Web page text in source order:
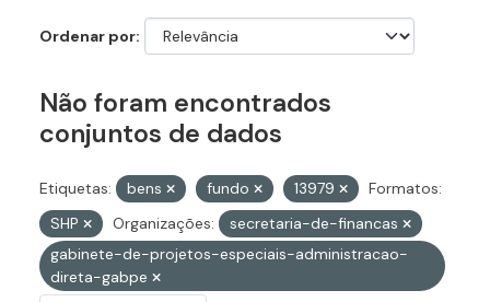
Ordenar por
Não foram encontrados
conjuntos de dados
Etiquetas: bens fundo 13979
Formatos:
SHP
Organizações:
secretaria-de-financas
gabinete-de-projetos-especiais-administracao-
direta-gabpe